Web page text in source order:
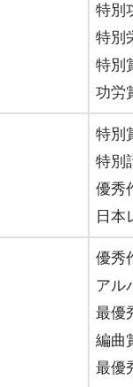
特別
特別
特別
功労
特別
特別
優秀
日本
優秀
アル
最優
編曲
最優